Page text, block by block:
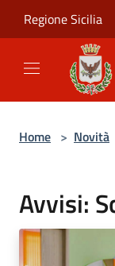
Regione Sicilia
Home > Novità
Avvisi: